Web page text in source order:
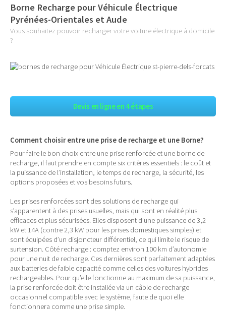
Borne Recharge pour Véhicule Électrique
Pyrénées-Orientales et Aude
Vous souhaitez pouvoir recharger votre voiture électrique à domicile
?
Devis en ligne en 4 étapes
Comment choisir entre une prise de recharge et une Borne?
Pour faire le bon choix entre une prise renforcée et une borne de
recharge, il faut prendre en compte six critères essentiels : le coût et
la puissance de l’installation, le temps de recharge, la sécurité, les
options proposées et vos besoins futurs.
Les prises renforcées sont des solutions de recharge qui
s’apparentent à des prises usuelles, mais qui sont en réalité plus
efficaces et plus sécurisées. Elles disposent d’une puissance de 3,2
kW et 14A (contre 2,3 kW pour les prises domestiques simples) et
sont équipées d’un disjoncteur différentiel, ce qui limite le risque de
surtension. Côté recharge : comptez environ 100 km d’autonomie
pour une nuit de recharge. Ces dernières sont parfaitement adaptées
aux batteries de faible capacité comme celles des voitures hybrides
rechargeables. Pour qu’elle fonctionne au maximum de sa puissance,
la prise renforcée doit être installée via un câble de recharge
occasionnel compatible avec le système, faute de quoi elle
fonctionnera comme une prise simple.